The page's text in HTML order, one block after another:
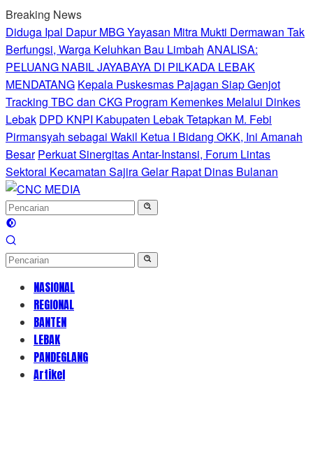
Langsung
ke
konten
Breaking News
Diduga Ipal Dapur MBG Yayasan Mitra Mukti Dermawan Tak
Berfungsi, Warga Keluhkan Bau Limbah ANALISA:
PELUANG NABIL JAYABAYA DI PILKADA LEBAK
MENDATANG Kepala Puskesmas Pajagan Siap Genjot
Tracking TBC dan CKG Program Kemenkes Melalui Dinkes
Lebak DPD KNPI Kabupaten Lebak Tetapkan M. Febi
Pirmansyah sebagai Wakil Ketua I Bidang OKK, Ini Amanah
Besar Perkuat Sinergitas Antar-Instansi, Forum Lintas
Sektoral Kecamatan Sajira Gelar Rapat Dinas Bulanan
NASIONAL
REGIONAL
BANTEN
LEBAK
PANDEGLANG
Artikel